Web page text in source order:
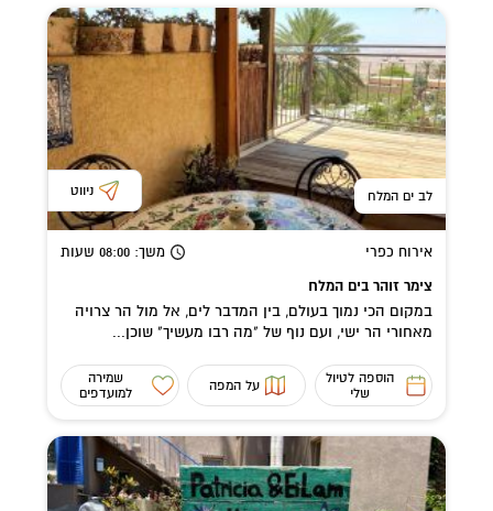
לב ים המלח ניווט
אירוח כפרי משך: 08:00 שעות
צימר זוהר בים המלח
במקום הכי נמוך בעולם, בין המדבר לים, אל מול הר צרויה
מאחורי הר ישי, ועם נוף של "מה רבו מעשיך" שוכן...
הוספה לטיול
שלי
על המפה
שמירה
למועדפים